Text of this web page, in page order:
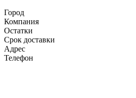
Город
Компания
Остатки
Срок доставки
Адрес
Телефон